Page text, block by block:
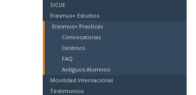
SICUE
Erasmus+ Estudios
Erasmus+ Practicas
Convocatorias
Destinos
FAQ
Antiguos Alumnos
Movilidad Internacional
Testimonios